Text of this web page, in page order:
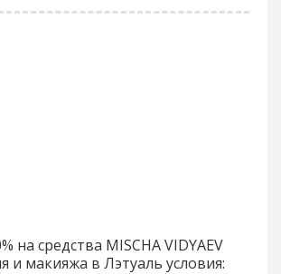
на средства MISCHA VIDYAEV
и макияжа в Лэтуаль условия: